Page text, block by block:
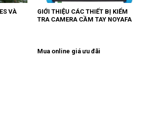
VÀ
GIỚI THIỆU CÁC THIẾT BỊ KIỂM
TRA CAMERA CẦM TAY NOYAFA
Mua online giá ưu đãi